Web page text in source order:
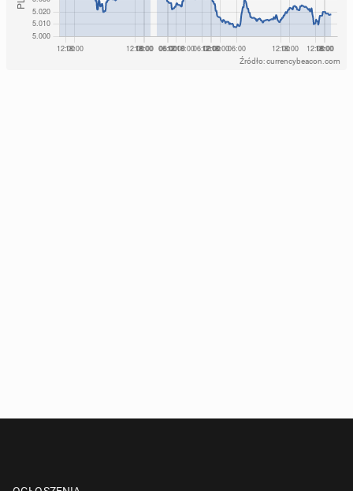
Źródło: currencybeacon.com